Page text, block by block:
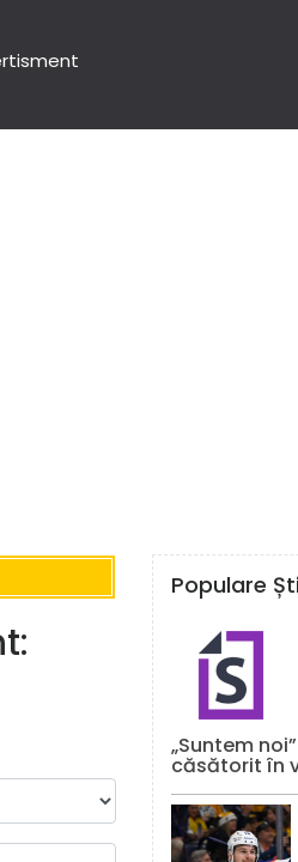
Populare
„Suntem
căsătorit în